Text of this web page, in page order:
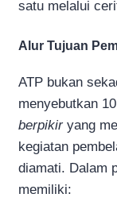
satu melalui
Alur Tujuan
ATP bukan
menyebutkan
berpikiryang
kegiatan
diamati. Dalam
memiliki: